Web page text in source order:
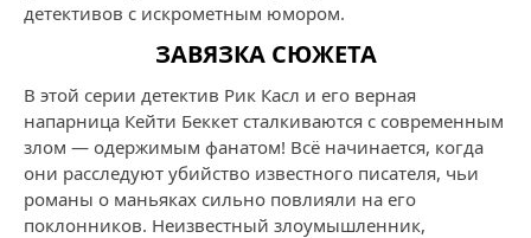
детективов с искрометным юмором.
ЗАВЯЗКА СЮЖЕТА
В этой серии детектив Рик Касл и его верная
напарница Кейти Беккет сталкиваются с современным
злом — одержимым фанатом! Всё начинается, когда
они расследуют убийство известного писателя, чьи
романы о маньяках сильно повлияли на его
поклонников. Неизвестный злоумышленник,